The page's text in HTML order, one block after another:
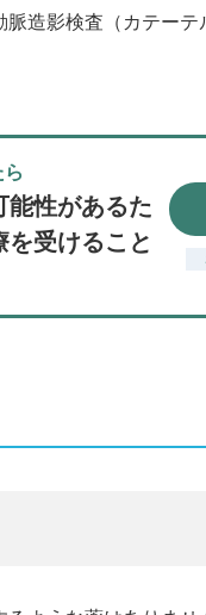
造影検査（カテー
能性があるた
受けること